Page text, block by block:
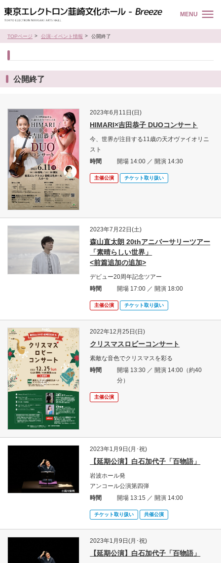
MENU
TOPページ 公演･イベント情報 公開終了
公開終了
2023年6月11日(日)
HIMARI×吉田恭子 DUOコンサート
今、世界が注目する11歳の天才ヴァイオリニ
スト
時間
開場 14:00 ／ 開演 14:30
主催公演 チケット取り扱い
2023年7月22日(土)
森山直太朗 20thアニバーサリーツアー
「素晴らしい世界」
<前篇追加の追加>
デビュー20周年記念ツアー
時間
開場 17:00 ／ 開演 18:00
主催公演 チケット取り扱い
2022年12月25日(日)
クリスマスロビーコンサート
素敵な音色でクリスマスを彩る
時間
開場 13:30 ／ 開演 14:00（約40
分）
主催公演
2023年1月9日(月･祝)
【延期公演】白石加代子「百物語」
岩波ホール発
アンコール公演第四弾
時間
開場 13:15 ／ 開演 14:00
チケット取り扱い 共催公演
2023年1月9日(月･祝)
【延期公演】白石加代子「百物語」